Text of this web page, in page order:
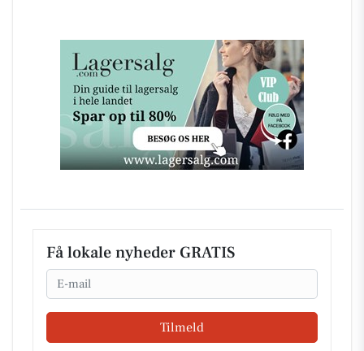
Få lokale nyheder GRATIS
Email
Tilmeld